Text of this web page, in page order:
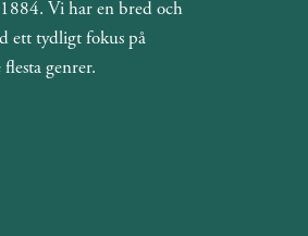
Vi har en bred och
ett tydligt fokus på
genrer.